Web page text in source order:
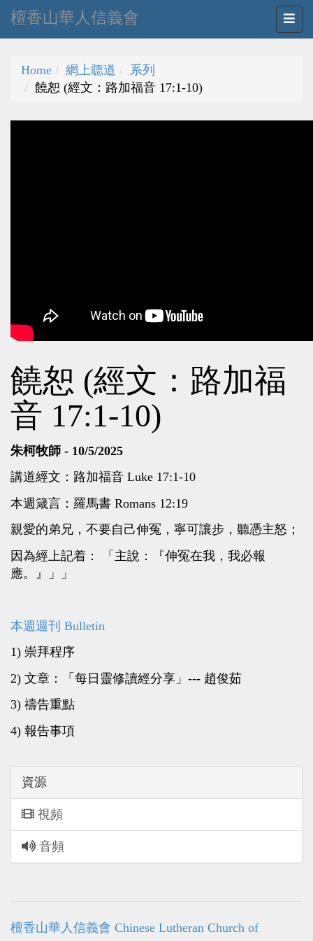
檀香山華人信義會
Home 網上聼道
系列
饒恕 (經文：路加福音 17:1-10)
饒恕 (經文：路加福
音 17:1-10)
朱柯牧師 - 10/5/2025
講道經文：路加福音 Luke 17:1-10
本週箴言：羅馬書 Romans 12:19
親愛的弟兄，不要自己伸冤，寧可讓步，聽憑主怒；
因為經上記着： 「主說：『伸冤在我，我必報
應。』」」
本週週刊 Bulletin
1) 崇拜程序
2) 文章：「每日靈修讀經分享」--- 趙俊茹
3) 禱告重點
4) 報告事項
資源
視頻
音頻
檀香山華人信義會 Chinese Lutheran Church of